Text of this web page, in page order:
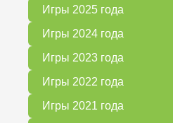
Игры 2025 года
Игры 2024 года
Игры 2023 года
Игры 2022 года
Игры 2021 года